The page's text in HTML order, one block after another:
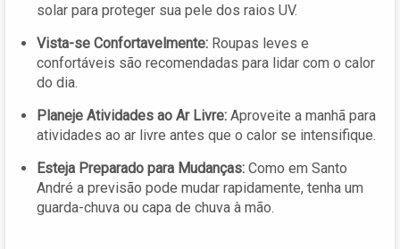
solar para proteger sua pele dos raios UV.
Vista-se Confortavelmente: Roupas leves e
confortáveis são recomendadas para lidar com o calor
do dia.
Planeje Atividades ao Ar Livre: Aproveite a manhã para
atividades ao ar livre antes que o calor se intensifique.
Esteja Preparado para Mudanças: Como em Santo
André a previsão pode mudar rapidamente, tenha um
guarda-chuva ou capa de chuva à mão.